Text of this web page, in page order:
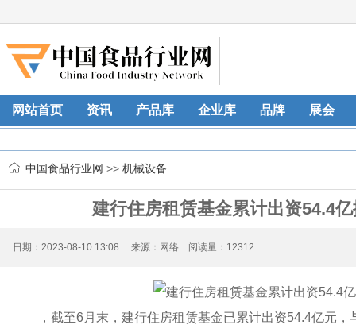
网站首页 资讯 产品库 企业库 品牌 展会
中国食品行业网 >> 机械设备
建行住房租赁基金累计出资54.4
日期：2023-08-10 13:08 来源：网络 阅读量：12312
，截至6月末，建行住房租赁基金已累计出资54.4亿元